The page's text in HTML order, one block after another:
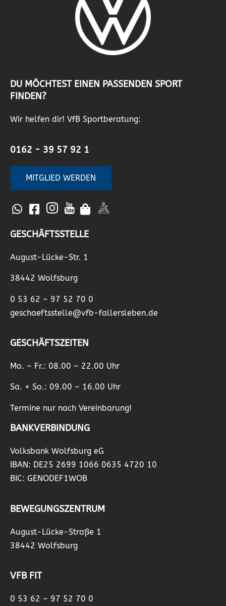
DU MÖCHTEST EINEN PASSENDEN SPORT
FINDEN?
Wir helfen dir! VfB Sportberatung:
0162 - 39 57 92 1
MITGLIED WERDEN
GESCHÄFTSSTELLE
August-Lücke-Str. 1
38442 Wolfsburg
0 53 62 – 97 52 70 0
geschaeftsstelle@vfb-fallersleben.de
GESCHÄFTSZEITEN
Mo. – Fr.: 08.00 – 22.00 Uhr
Sa. + So.: 09.00 – 16.00 Uhr
Termine nur nach Vereinbarung!
BANKVERBINDUNG
Volksbank Wolfsburg eG
IBAN: DE25 2699 1066 0635 4720 10
BIC: GENODEF1WOB
BEWEGUNGSZENTRUM
August-Lücke-Straße 1
38442 Wolfsburg
VFB FIT
0 53 62 – 97 52 70 0